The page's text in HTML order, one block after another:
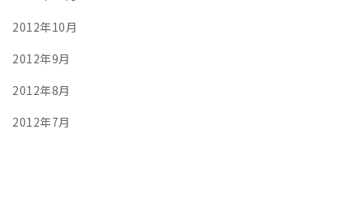
2012年10月
2012年9月
2012年8月
2012年7月